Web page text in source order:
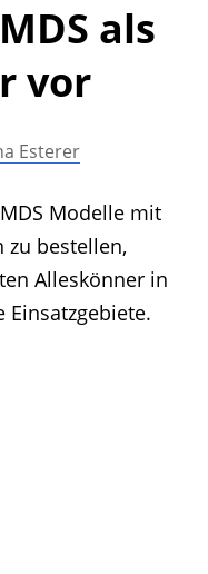
Energie
als
vor
Esterer
Modelle mit
zu bestellen,
Alleskönner in
Einsatzgebiete.